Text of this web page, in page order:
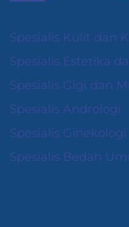
Spesialis Kulit dan
Spesialis Estetika
Spesialis Gigi dan
Spesialis Andrologi
Spesialis Ginekologi
Spesialis Bedah